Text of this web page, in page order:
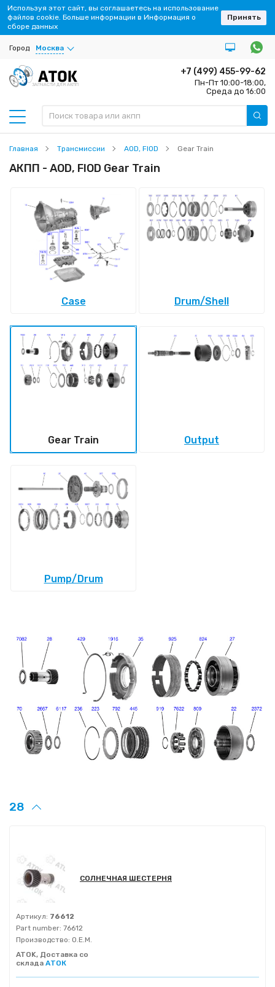
Город Москва
ЗАПЧАСТИ ДЛЯ АКПП
+7 (499) 455-99-62
Пн-Пт 10:00-18:00,
Среда до 16:00
Главная Трансмиссии AOD, FIOD Gear Train
АКПП - AOD, FIOD Gear Train
Case Drum/Shell
Gear Train Output
Pump/Drum
28
СОЛНЕЧНАЯ ШЕСТЕРНЯ
Артикул: 76612
Part number: 76612
Производство: O.E.M.
ATOK, Доставка со
склада АТОК
Используя этот сайт, вы соглашаетесь на использование
файлов cookie. Больше информации в Информация о
сборе данных
Принять